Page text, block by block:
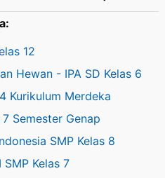
12
Hewan - IPA SD Kelas 6
Kurikulum Merdeka
7 Semester Genap
SMP Kelas 8
Kelas 7